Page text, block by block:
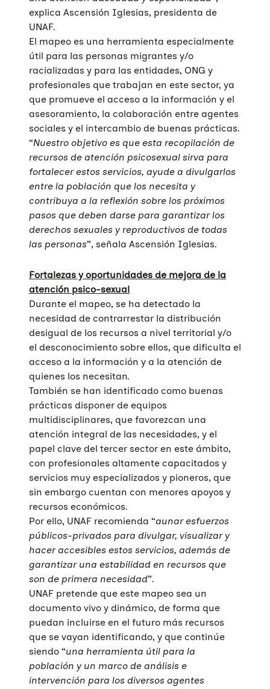
explica Ascensión Iglesias, presidenta de
UNAF.
El mapeo es una herramienta especialmente
útil para las personas migrantes y/o
racializadas y para las entidades, ONG y
profesionales que trabajan en este sector, ya
que promueve el acceso a la información y el
asesoramiento, la colaboración entre agentes
sociales y el intercambio de buenas prácticas.
“Nuestro objetivo es que esta recopilación de
recursos de atención psicosexual sirva para
fortalecer estos servicios, ayude a divulgarlos
entre la población que los necesita y
contribuya a la reflexión sobre los próximos
pasos que deben darse para garantizar los
derechos sexuales y reproductivos de todas
las personas”, señala Ascensión Iglesias.
Fortalezas y oportunidades de mejora de la
atención psico-sexual
Durante el mapeo, se ha detectado la
necesidad de contrarrestar la distribución
desigual de los recursos a nivel territorial y/o
el desconocimiento sobre ellos, que dificulta el
acceso a la información y a la atención de
quienes los necesitan.
También se han identificado como buenas
prácticas disponer de equipos
multidisciplinares, que favorezcan una
atención integral de las necesidades, y el
papel clave del tercer sector en este ámbito,
con profesionales altamente capacitados y
servicios muy especializados y pioneros, que
sin embargo cuentan con menores apoyos y
recursos económicos.
Por ello, UNAF recomienda “aunar esfuerzos
públicos-privados para divulgar, visualizar y
hacer accesibles estos servicios, además de
garantizar una estabilidad en recursos que
son de primera necesidad”.
UNAF pretende que este mapeo sea un
documento vivo y dinámico, de forma que
puedan incluirse en el futuro más recursos
que se vayan identificando, y que continúe
siendo “una herramienta útil para la
población y un marco de análisis e
intervención para los diversos agentes